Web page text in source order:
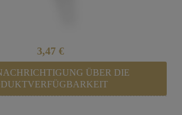
3,47 €
ÜBER DIE